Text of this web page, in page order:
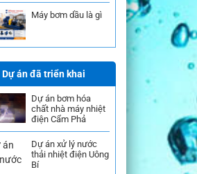
Máy bơm dầu là gì
Dự án đã triển khai
Dự án bơm hóa
chất nhà máy nhiệt
điện Cẩm Phả
Dự án xử lý nước
thải nhiệt điện Uông
Bí